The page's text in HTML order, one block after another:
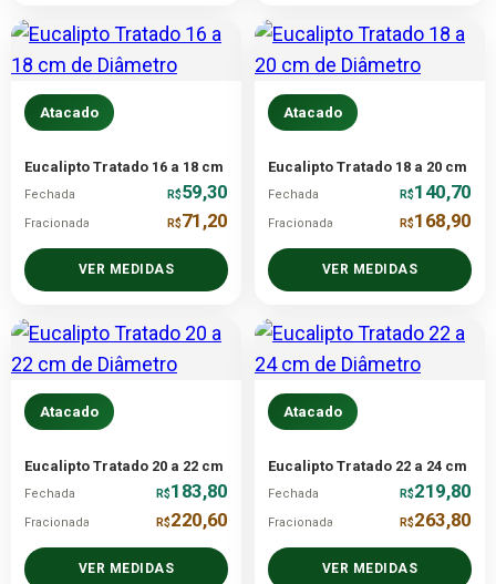
Atacado
Eucalipto Tratado 16 a 18 cm
Fechada R$59,30
Fracionada R$71,20
VER MEDIDAS
Atacado
Eucalipto Tratado 18 a 20 cm
Fechada R$140,70
Fracionada R$168,90
VER MEDIDAS
Atacado
Eucalipto Tratado 20 a 22 cm
Fechada R$183,80
Fracionada R$220,60
VER MEDIDAS
Atacado
Eucalipto Tratado 22 a 24 cm
Fechada R$219,80
Fracionada R$263,80
VER MEDIDAS